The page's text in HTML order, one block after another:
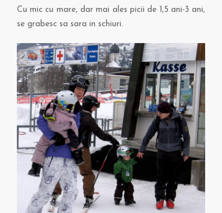
Cu mic cu mare, dar mai ales picii de 1,5 ani-3 ani,
se grabesc sa sara in schiuri.